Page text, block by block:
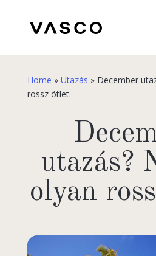
Home » Utazás » December
rossz ötlet.
utazás?
olyan